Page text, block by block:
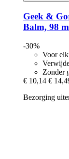
Geek &
Balm, 98
-30%
Voor
Zonder
€ 10,14 €
Bezorging